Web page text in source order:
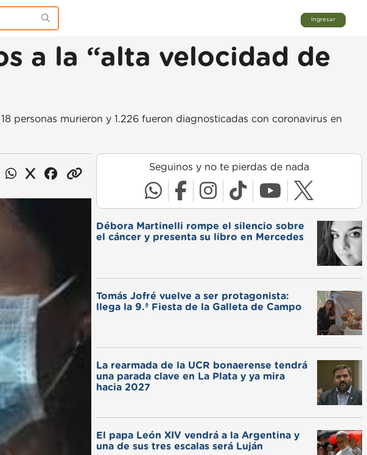
Ingresar
a la “alta velocidad de
personas murieron y 1.226 fueron diagnosticadas con coronavirus en
Seguinos y no te pierdas de nada
Débora Martinelli rompe el silencio sobre
el cáncer y presenta su libro en Mercedes
Tomás Jofré vuelve a ser protagonista:
llega la 9.ª Fiesta de la Galleta de Campo
La rearmada de la UCR bonaerense tendrá
una parada clave en La Plata y ya mira
hacia 2027
El papa León XIV vendrá a la Argentina y
una de sus tres escalas será Luján